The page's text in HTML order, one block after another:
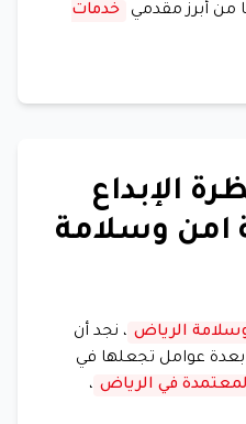
من أبرز مقدمي
خدمات
الإبداع
وسلامة
الرياض ، نجد أن
بعدة عوامل تجعلها في
في الرياض ،